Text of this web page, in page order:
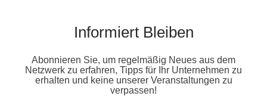
Informiert Bleiben
Abonnieren Sie, um regelmäßig Neues aus dem
Netzwerk zu erfahren, Tipps für Ihr Unternehmen zu
erhalten und keine unserer Veranstaltungen zu
verpassen!